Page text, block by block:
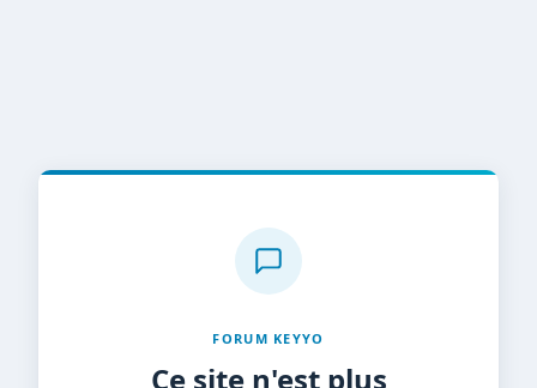
FORUM KEYYO
Ce site n'est plus